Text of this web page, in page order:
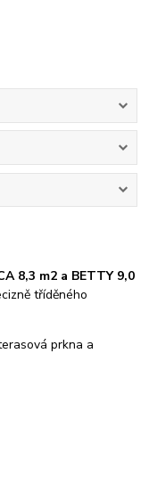
8,3 m2 a BETTY 9,0
tříděného
prkna a